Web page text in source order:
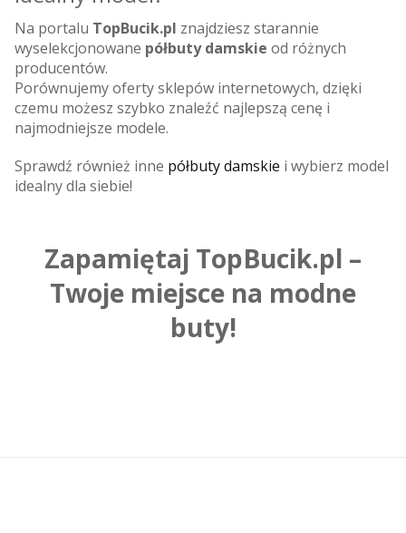
Na portalu TopBucik.pl znajdziesz starannie
wyselekcjonowane półbuty damskie od różnych
producentów.
Porównujemy oferty sklepów internetowych, dzięki
czemu możesz szybko znaleźć najlepszą cenę i
najmodniejsze modele.
Sprawdź również inne półbuty damskie i wybierz model
idealny dla siebie!
Zapamiętaj TopBucik.pl –
Twoje miejsce na modne
buty!